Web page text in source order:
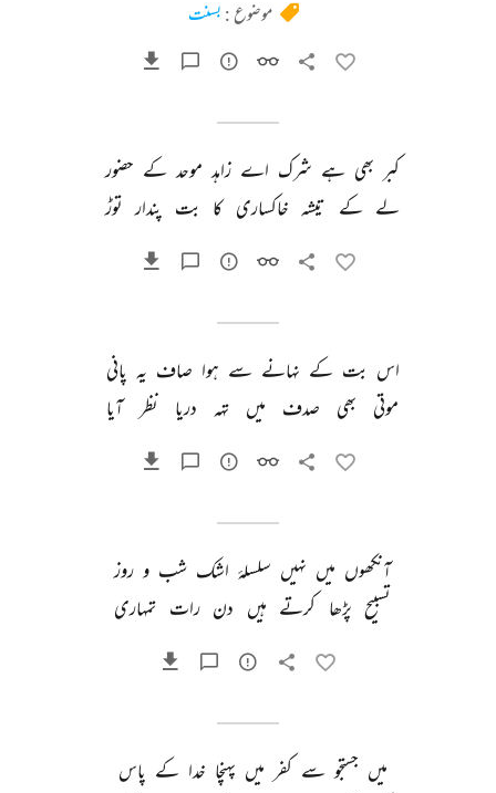
موضوع : بسنت
کبر بھی ہے شرک اے زاہد موحد کے حضور
لے کے تیشہ خاکساری کا بت پندار توڑ
اس بت کے نہانے سے ہوا صاف یہ پانی
موتی
بھی صدف میں تہہ دریا نظر آیا
آنکھوں میں نہیں سلسلۂ اشک شب و روز
تسبیح پڑھا کرتے ہیں دن رات تمہاری
میں جستجو سے کفر میں پہنچا خدا کے پاس